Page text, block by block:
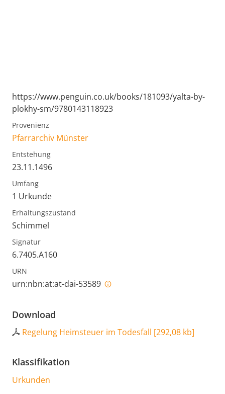
https://www.penguin.co.uk/books/181093/yalta-by-
plokhy-sm/9780143118923
Provenienz
Pfarrarchiv Münster
Entstehung
23.11.1496
Umfang
1 Urkunde
Erhaltungszustand
Schimmel
Signatur
6.7405.A160
URN
urn:nbn:at:at-dai-53589
Download
Regelung Heimsteuer im Todesfall [292,08 kb]
Klassifikation
Urkunden